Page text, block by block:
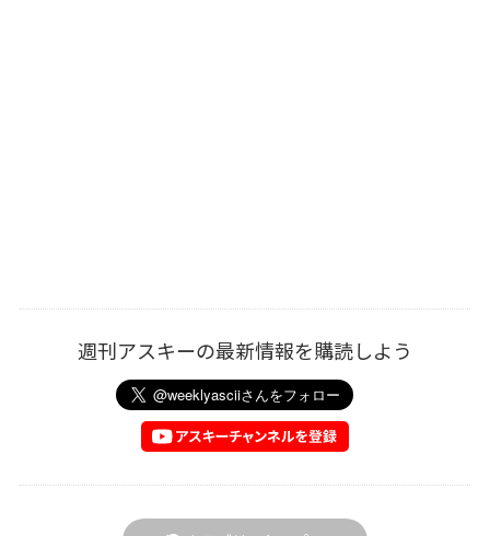
週刊アスキーの最新情報を購読しよう